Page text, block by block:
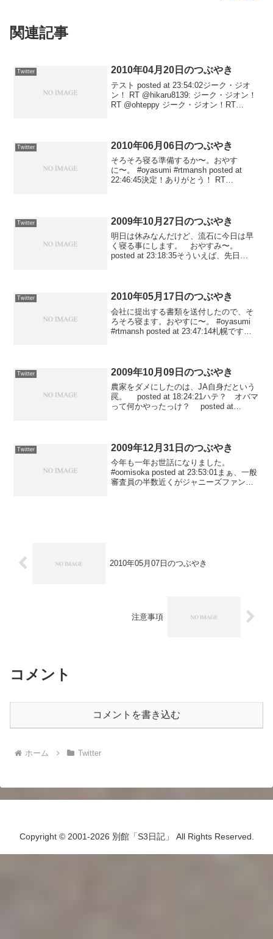
関連記事
Twitter 2010年04月20日のつぶやき
テスト posted at 23:54:02ジーク・ジオ
ン！ RT @hikaru8139: ジーク・ジオン！
RT @ohteppy ジーク・ジオン！RT
Twitter 2010年06月06日のつぶやき
そろそろ寝る準備するか〜。おやす
に〜。 #oyasumi #rtmansh posted at
22:46:45決定！ありがとう！ RT
Twitter 2009年10月27日のつぶやき
明日は休みなんだけど、流石に今日は早
く寝る事にします。 おやすみ〜。
posted at 23:18:35そういえば、先日
佐川...
Twitter 2010年05月17日のつぶやき
会社に提出する書類を送付したので、そ
ろそろ寝ます。おやすに〜。 #oyasumi
#rtmansh posted at 23:47:14札幌です
Twitter 2009年10月09日のつぶやき
農家をダメにしたのは、JA自身だという
罠。 posted at 18:24:21ハテ？ オバマ
って何かやったっけ？ posted at
Twitter 2009年12月31日のつぶやき
今年も一年お世話になりました。
#oomisoka posted at 23:53:01まぁ、一般
審査員の半数近くがジャニーズファンだ
2010年05月07日のつぶやき
注意事項
コメント
コメントを書き込む
ホーム Twitter
Copyright © 2001-2026 別館「S3日記」 All Rights Reserved.